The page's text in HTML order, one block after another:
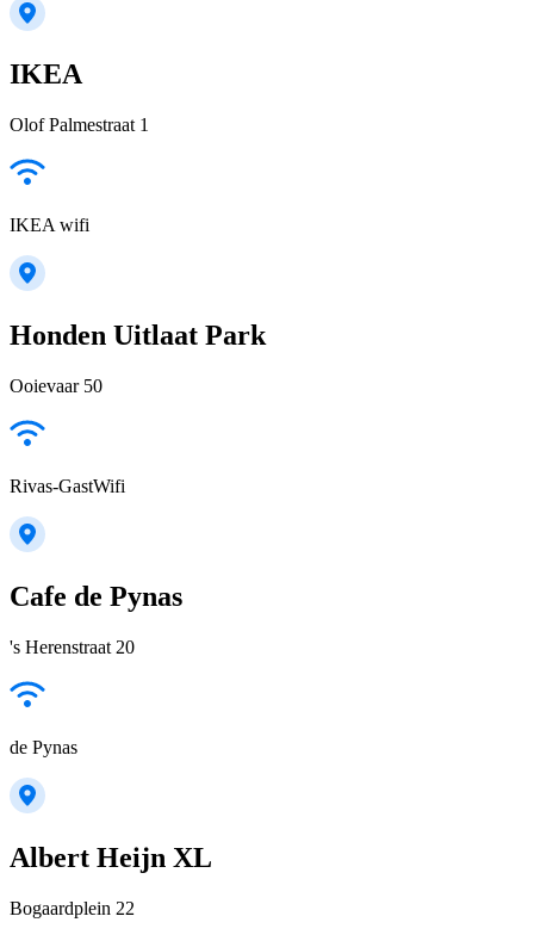
IKEA
Olof Palmestraat 1
IKEA wifi
Honden Uitlaat Park
Ooievaar 50
Rivas-GastWifi
Cafe de Pynas
's Herenstraat 20
de Pynas
Albert Heijn XL
Bogaardplein 22